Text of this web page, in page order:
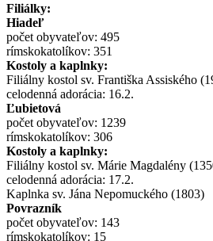
Filiálky:
Hiadeľ
počet obyvateľov: 495
rímskokatolíkov: 351
Kostoly a kaplnky:
Filiálny kostol sv. Františka Assiského
celodenná adorácia: 16.2.
Ľubietová
počet obyvateľov: 1239
rímskokatolíkov: 306
Kostoly a kaplnky:
Filiálny kostol sv. Márie Magdalény
celodenná adorácia: 17.2.
Kaplnka sv. Jána Nepomuckého (1803)
Povrazník
počet obyvateľov: 143
rímskokatolíkov: 15